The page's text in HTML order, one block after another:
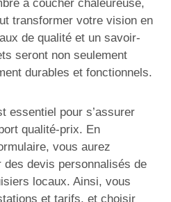
à coucher chaleureuse,
transformer votre vision en
de qualité et un savoir-
seront non seulement
durables et fonctionnels.
essentiel pour s’assurer
qualité-prix. En
vous aurez
des devis personnalisés de
locaux. Ainsi, vous
et tarifs, et choisir